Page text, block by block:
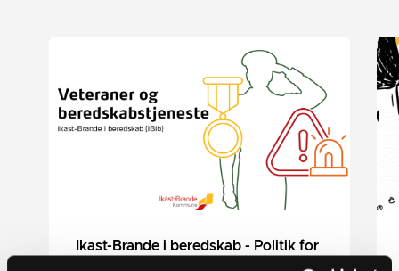
Ikast-Brande i beredskab - Politik for